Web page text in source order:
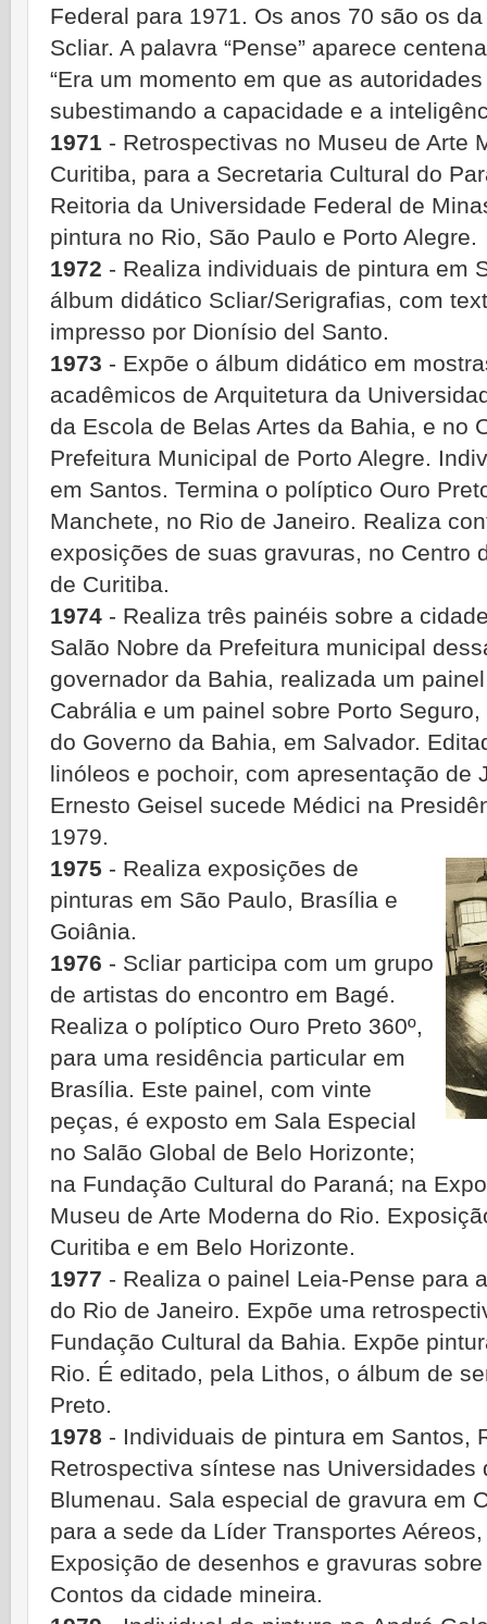
Federal para 1971. Os anos 70 são os
Scliar. A palavra “Pense” aparece
“Era um momento em que as
subestimando a capacidade e a
1971 - Retrospectivas no Museu de Arte
Curitiba, para a Secretaria Cultural do
Reitoria da Universidade Federal de
pintura no Rio, São Paulo e Porto Alegre.
1972 - Realiza individuais de pintura em
álbum didático Scliar/Serigrafias, com
impresso por Dionísio del Santo.
1973 - Expõe o álbum didático em
acadêmicos de Arquitetura da
da Escola de Belas Artes da Bahia, e no
Prefeitura Municipal de Porto Alegre.
em Santos. Termina o políptico Ouro
Manchete, no Rio de Janeiro. Realiza
exposições de suas gravuras, no Centro
de Curitiba.
1974 - Realiza três painéis sobre a
Salão Nobre da Prefeitura municipal
governador da Bahia, realizada um
Cabrália e um painel sobre Porto
do Governo da Bahia, em Salvador.
linóleos e pochoir, com apresentação de
Ernesto Geisel sucede Médici na
1979.
1975 - Realiza exposições de
pinturas em São Paulo, Brasília e
Goiânia.
1976 - Scliar participa com um grupo
de artistas do encontro em Bagé.
Realiza o políptico Ouro Preto 360º,
para uma residência particular em
Brasília. Este painel, com vinte
peças, é exposto em Sala Especial
no Salão Global de Belo Horizonte;
na Fundação Cultural do Paraná; na
Museu de Arte Moderna do Rio.
Curitiba e em Belo Horizonte.
1977 - Realiza o painel Leia-Pense para
do Rio de Janeiro. Expõe uma
Fundação Cultural da Bahia. Expõe
Rio. É editado, pela Lithos, o álbum de
Preto.
1978 - Individuais de pintura em Santos,
Retrospectiva síntese nas Universidades
Blumenau. Sala especial de gravura em
para a sede da Líder Transportes
Exposição de desenhos e gravuras
Contos da cidade mineira.